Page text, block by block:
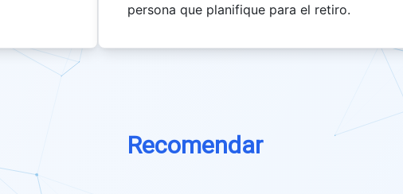
persona que planifique para el retiro.
Recomendar